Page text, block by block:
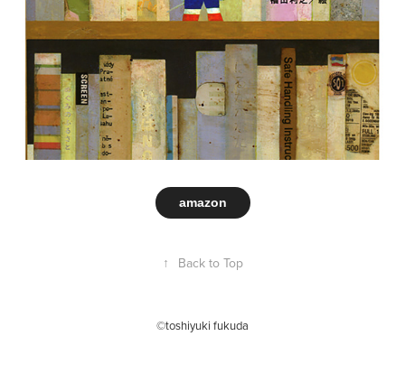
amazon
↑ Back to Top
©toshiyuki fukuda